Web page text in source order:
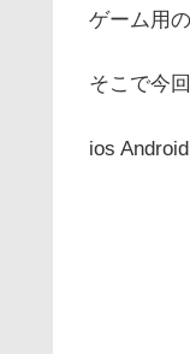
ゲーム用
そこで今
ios